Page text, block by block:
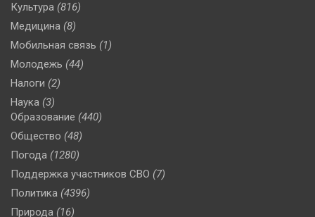
Культура (816)
Медицина (8)
Мобильная связь (1)
Молодежь (44)
Налоги (2)
Наука (3)
Образование (440)
Общество (48)
Погода (1280)
Поддержка участников СВО (7)
Политика (4396)
Природа (16)